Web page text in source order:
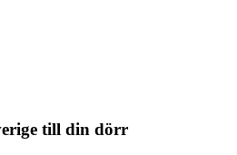
till din dörr